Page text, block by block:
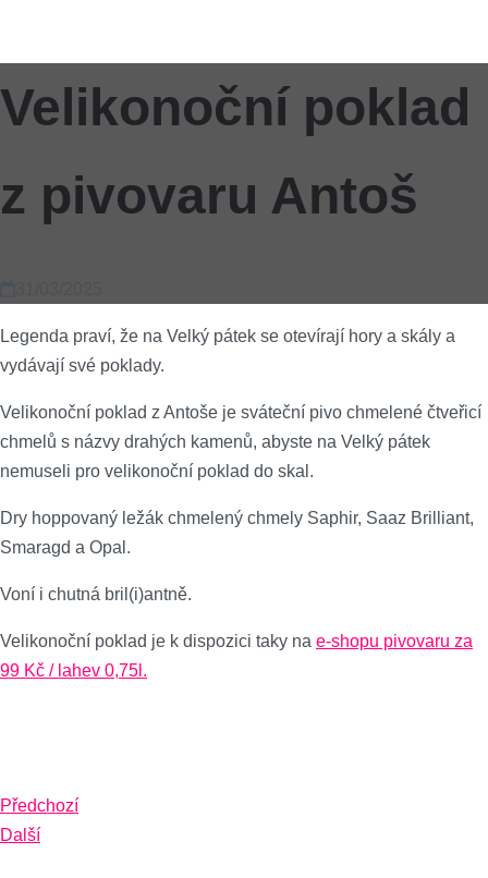
Velikonoční poklad
z pivovaru Antoš
Legenda praví, že na Velký pátek se otevírají hory a skály a
vydávají své poklady.
Velikonoční poklad z Antoše je sváteční pivo chmelené čtveřicí
chmelů s názvy drahých kamenů, abyste na Velký pátek
nemuseli pro velikonoční poklad do skal.
Dry hoppovaný ležák chmelený chmely Saphir, Saaz Brilliant,
Smaragd a Opal.
Voní i chutná bril(i)antně.
Velikonoční poklad je k dispozici taky na e-shopu pivovaru za
99 Kč / lahev 0,75l.
Předchozí
Další